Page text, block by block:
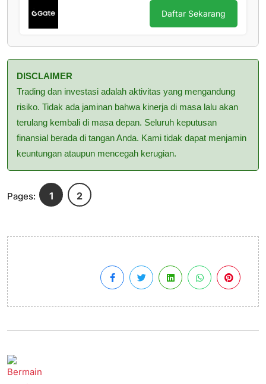
Daftar Sekarang
DISCLAIMER
Trading dan investasi adalah aktivitas yang mengandung
risiko. Tidak ada jaminan bahwa kinerja di masa lalu akan
terulang kembali di masa depan. Seluruh keputusan
finansial berada di tangan Anda. Kami tidak dapat menjamin
keuntungan ataupun mencegah kerugian.
Pages: 1 2